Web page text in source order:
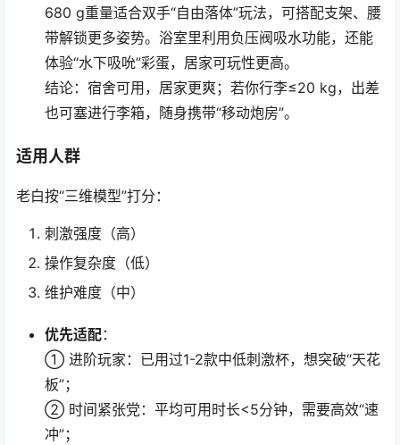
680 g重量适合双手“自由落体”玩法，可搭配支架、腰
带解锁更多姿势。浴室里利用负压阀吸水功能，还能
体验“水下吸吮”彩蛋，居家可玩性更高。
结论：宿舍可用，居家更爽；若你行李≤20 kg，出差
也可塞进行李箱，随身携带“移动炮房”。
适用人群
老白按“三维模型”打分：
刺激强度（高）
操作复杂度（低）
维护难度（中）
优先适配：
① 进阶玩家：已用过1-2款中低刺激杯，想突破“天花
板”；
② 时间紧张党：平均可用时长<5分钟，需要高效“速
冲”；